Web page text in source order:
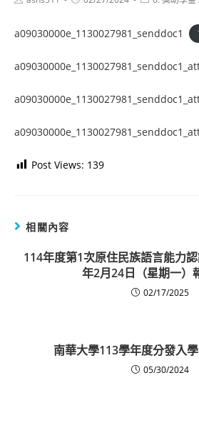
a09030000e_1130027981_senddoc1
Post Views: 139
相關內容
114年度第1次原住民族語言能力
年2月24日（星期一）
02/17/2025
南華大學113學年度分發入
05/30/2024